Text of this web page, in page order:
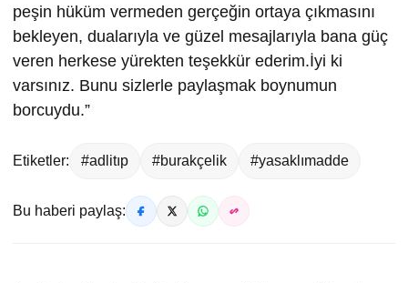
peşin hüküm vermeden gerçeğin ortaya çıkmasını
bekleyen, dualarıyla ve güzel mesajlarıyla bana güç
veren herkese yürekten teşekkür ederim.İyi ki
varsınız. Bunu sizlerle paylaşmak boynumun
borcuydu.”
Etiketler: #adlitıp #burakçelik #yasaklımadde
Bu haberi paylaş: